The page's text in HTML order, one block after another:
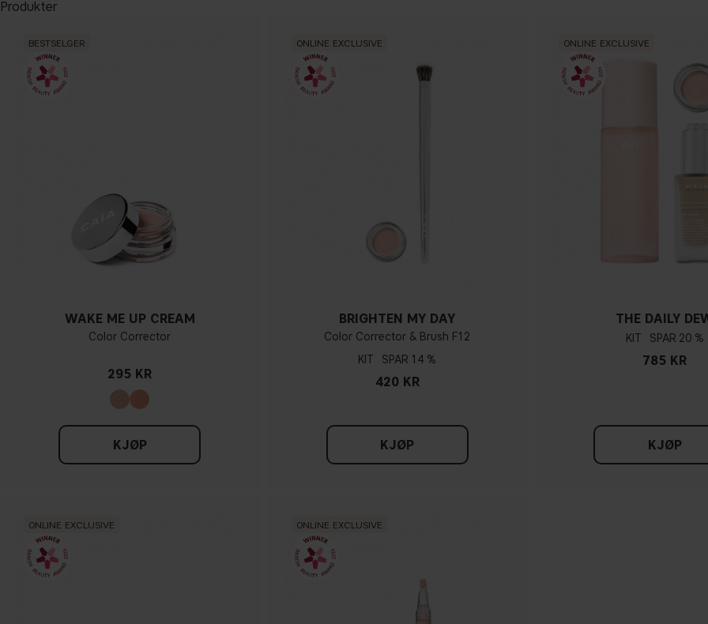
Produkter
BESTSELGER
WAKE ME UP CREAM
Color Corrector
295 KR
KJØP
ONLINE EXCLUSIVE
BRIGHTEN MY DAY
Color Corrector & Brush F12
KIT
14 %
420 KR
KJØP
ONLINE EXCLUSIVE
THE DAILY
KIT 20 %
785 KR
KJØP
ONLINE EXCLUSIVE ONLINE EXCLUSIVE